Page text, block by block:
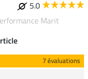
5.0
Marit
7 évaluations